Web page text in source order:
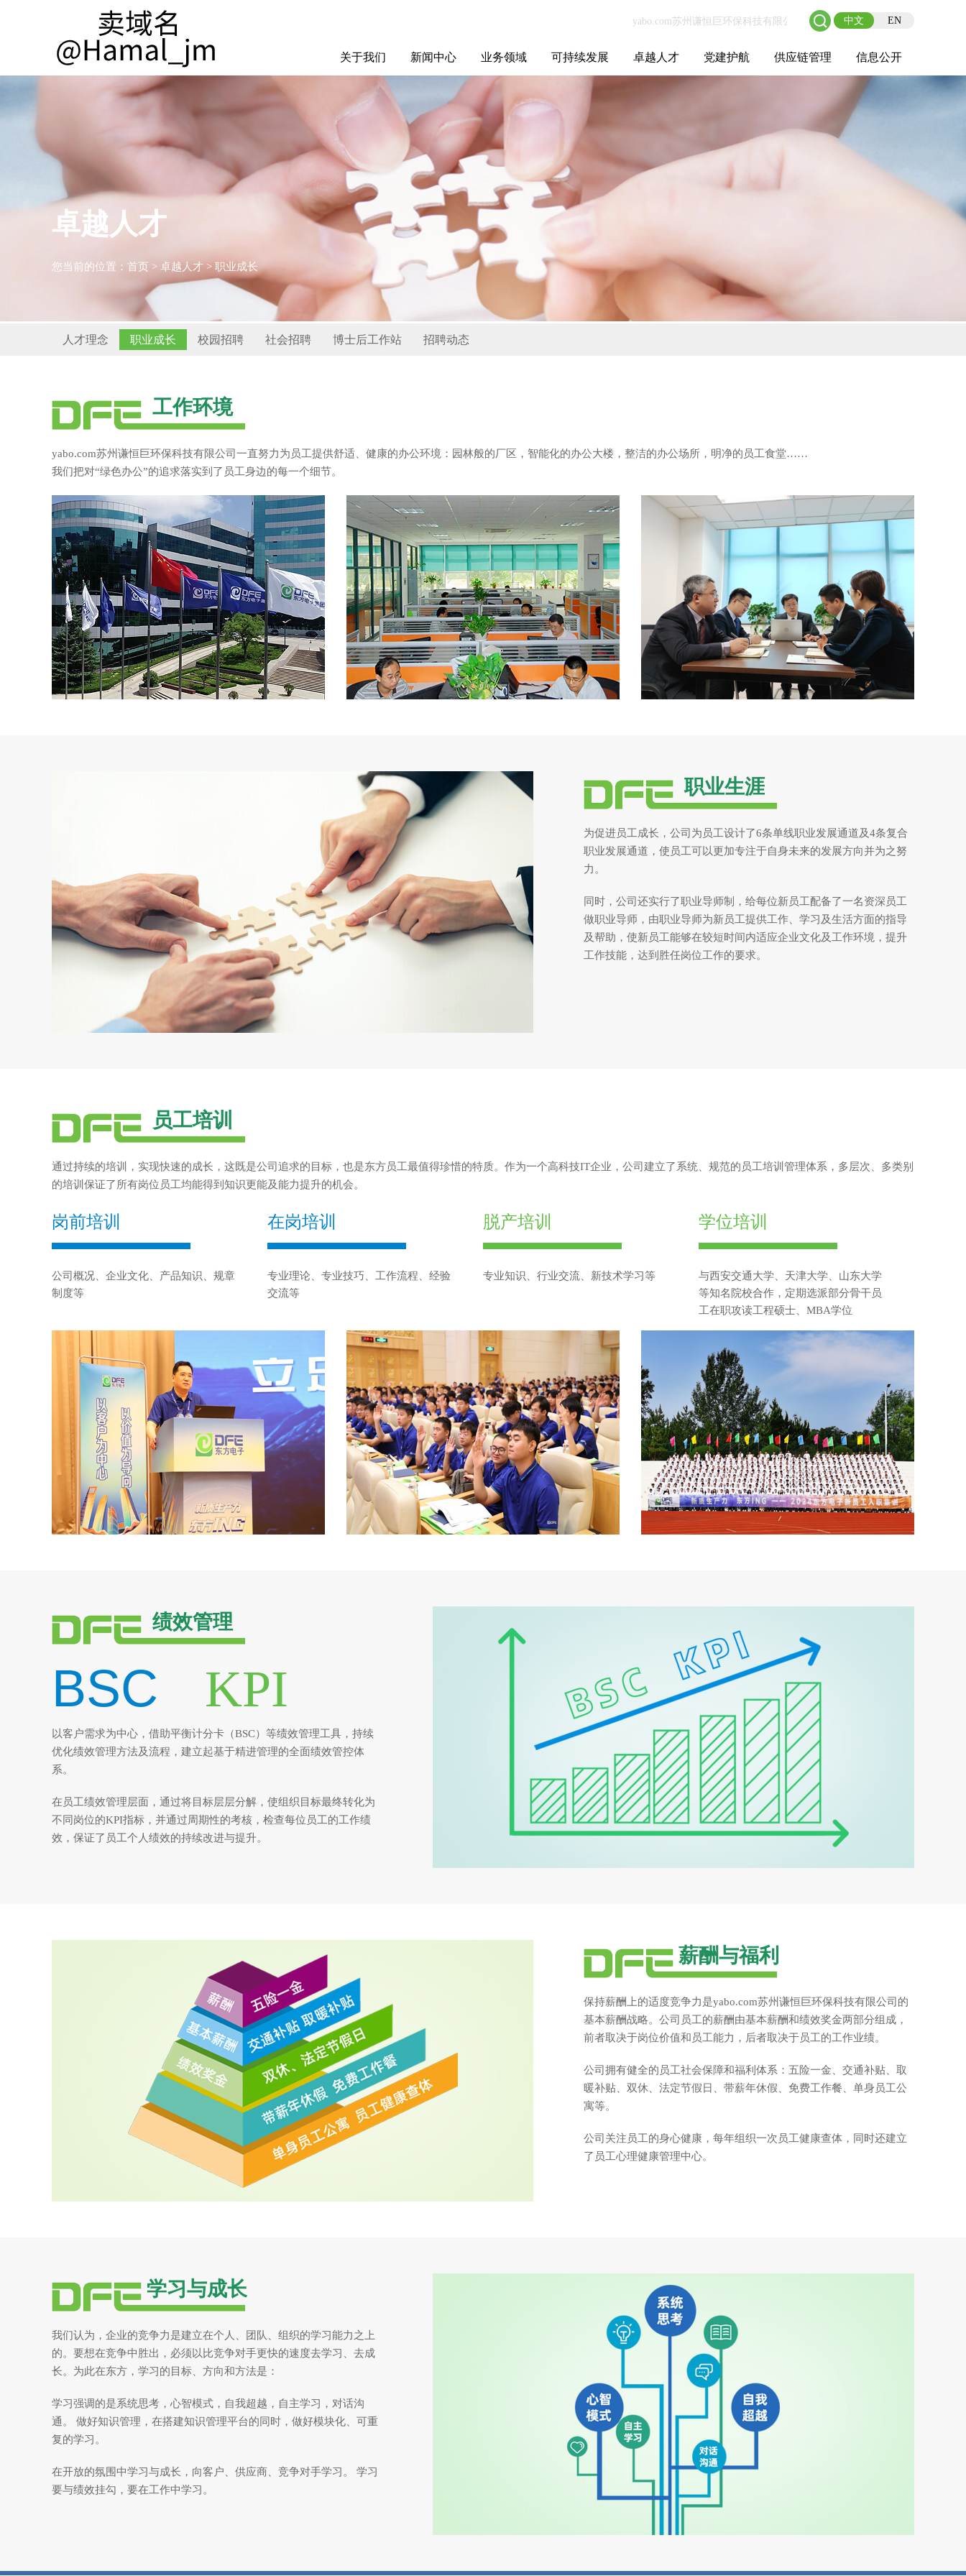
中文 EN
关于我们
集团介绍
全球布局
发展历程
资源资质
联系我们
新闻中心
yabo.com苏州谦
恒巨环保科技有
限公司新闻
业务领域
智能电网
智慧能源
智慧城市
可持续发展
ESG报告
招标信息
卓越人才 党建护航 供应链管理 信息公开
基本信息
管理架构
人事薪酬
经营成果
重大事项
卓越人才
您当前的位置： 首页 > 卓越人才 > 职业成长
人才理念 职业成长 校园招聘 社会招聘 博士后工作站 招聘动态
工作环境
yabo.com苏州谦恒巨环保科技有限公司一直努力为员工提供舒适、健康的办公环境：园林般的厂区，智能化的办公大楼，整洁的办公场所，明净的员工食堂……
我们把对“绿色办公”的追求落实到了员工身边的每一个细节。
职业生涯
为促进员工成长，公司为员工设计了6条单线职业发展通道及4条复合
职业发展通道，使员工可以更加专注于自身未来的发展方向并为之努
力。
同时，公司还实行了职业导师制，给每位新员工配备了一名资深员工
做职业导师，由职业导师为新员工提供工作、学习及生活方面的指导
及帮助，使新员工能够在较短时间内适应企业文化及工作环境，提升
工作技能，达到胜任岗位工作的要求。
员工培训
通过持续的培训，实现快速的成长，这既是公司追求的目标，也是东方员工最值得珍惜的特质。作为一个高科技IT企业，公司建立了系统、规范的员工培训管理体系，多层次、多类别
的培训保证了所有岗位员工均能得到知识更能及能力提升的机会。
岗前培训
公司概况、企业文化、产品知识、规章
制度等
在岗培训
专业理论、专业技巧、工作流程、经验
交流等
脱产培训
专业知识、行业交流、新技术学习等
学位培训
与西安交通大学、天津大学、山东大学
等知名院校合作，定期选派部分骨干员
工在职攻读工程硕士、MBA学位
绩效管理
BSC KPI
以客户需求为中心，借助平衡计分卡（BSC）等绩效管理工具，持续
优化绩效管理方法及流程，建立起基于精进管理的全面绩效管控体
系。
在员工绩效管理层面，通过将目标层层分解，使组织目标最终转化为
不同岗位的KPI指标，并通过周期性的考核，检查每位员工的工作绩
效，保证了员工个人绩效的持续改进与提升。
薪酬与福利
保持薪酬上的适度竞争力是yabo.com苏州谦恒巨环保科技有限公司的
基本薪酬战略。公司员工的薪酬由基本薪酬和绩效奖金两部分组成，
前者取决于岗位价值和员工能力，后者取决于员工的工作业绩。
公司拥有健全的员工社会保障和福利体系：五险一金、交通补贴、取
暖补贴、双休、法定节假日、带薪年休假、免费工作餐、单身员工公
寓等。
公司关注员工的身心健康，每年组织一次员工健康查体，同时还建立
了员工心理健康管理中心。
学习与成长
我们认为，企业的竞争力是建立在个人、团队、组织的学习能力之上
的。要想在竞争中胜出，必须以比竞争对手更快的速度去学习、去成
长。为此在东方，学习的目标、方向和方法是：
学习强调的是系统思考，心智模式，自我超越，自主学习，对话沟
通。 做好知识管理，在搭建知识管理平台的同时，做好模块化、可重
复的学习。
在开放的氛围中学习与成长，向客户、供应商、竞争对手学习。 学习
要与绩效挂勾，要在工作中学习。